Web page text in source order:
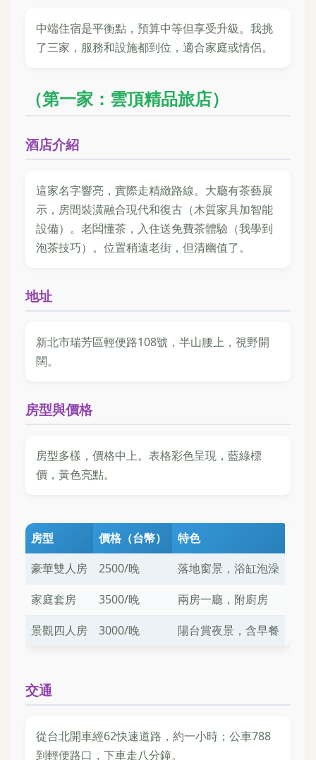
中端住宿是平衡點，預算中等但享受升級。我挑
了三家，服務和設施都到位，適合家庭或情侶。
（第一家：雲頂精品旅店）
酒店介紹
這家名字響亮，實際走精緻路線。大廳有茶藝展
示，房間裝潢融合現代和復古（木質家具加智能
設備）。老闆懂茶，入住送免費茶體驗（我學到
泡茶技巧）。位置稍遠老街，但清幽值了。
地址
新北市瑞芳區輕便路108號，半山腰上，視野開
闊。
房型與價格
房型多樣，價格中上。表格彩色呈現，藍綠標
價，黃色亮點。
房型 價格（台幣）
特色
豪華雙人房
2500/晚
落地窗景，浴缸泡澡
家庭套房
3500/晚
兩房一廳，附廚房
景觀四人房
3000/晚 陽台賞夜景，含早餐
交通
從台北開車經62快速道路，約一小時；公車788
到輕便路口，下車走八分鐘。